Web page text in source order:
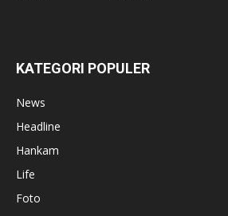
KATEGORI POPULER
News
Headline
Hankam
Life
Foto